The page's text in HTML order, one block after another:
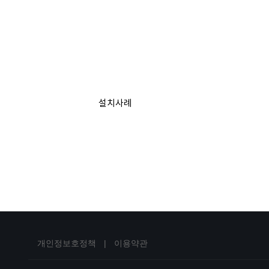
설치사례
개인정보호정책 | 이용약관